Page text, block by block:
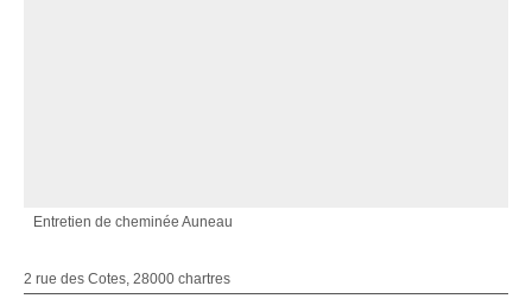
Entretien de cheminée Auneau
2 rue des Cotes, 28000 chartres